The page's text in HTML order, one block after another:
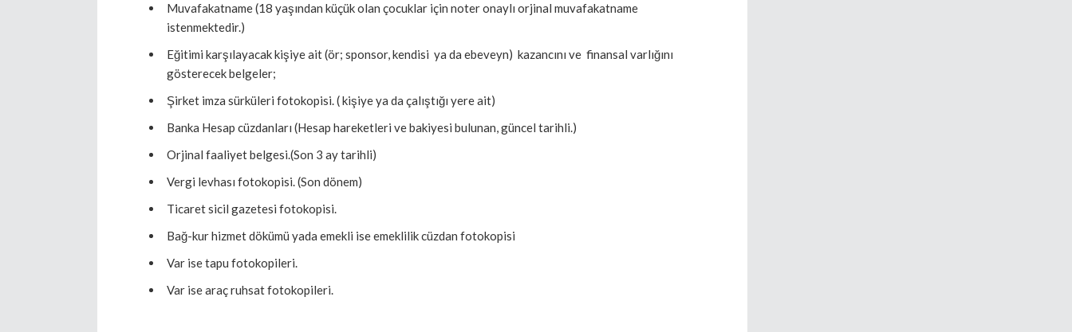
Muvafakatname (18 yaşından küçük olan çocuklar için noter onaylı orjinal muvafakatname
istenmektedir.)
Eğitimi karşılayacak kişiye ait (ör; sponsor, kendisi ya da ebeveyn) kazancını ve finansal varlığını
gösterecek belgeler;
Şirket imza sürküleri fotokopisi. ( kişiye ya da çalıştığı yere ait)
Banka Hesap cüzdanları (Hesap hareketleri ve bakiyesi bulunan, güncel tarihli.)
Orjinal faaliyet belgesi.(Son 3 ay tarihli)
Vergi levhası fotokopisi. (Son dönem)
Ticaret sicil gazetesi fotokopisi.
Bağ-kur hizmet dökümü yada emekli ise emeklilik cüzdan fotokopisi
Var ise tapu fotokopileri.
Var ise araç ruhsat fotokopileri.